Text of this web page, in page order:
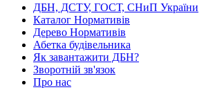
ДБН, ДСТУ, ГОСТ, СНиП України
Каталог Нормативів
Дерево Нормативів
Абетка будівельника
Як завантажити ДБН?
Зворотній зв'язок
Про нас